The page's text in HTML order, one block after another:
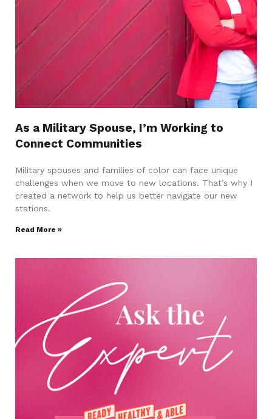
As a Military Spouse, I’m Working to
Connect Communities
Military spouses and families of color can face unique
challenges when we move to new locations. That’s why I
created a network to help us better navigate our new
stations.
Read More »